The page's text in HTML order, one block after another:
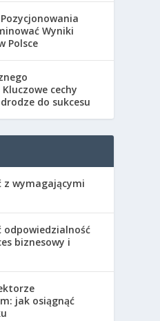
Wyniki
Polsce
cechy
do sukcesu
z wymagającymi
odpowiedzialność
biznesowy i
jak osiągnąć